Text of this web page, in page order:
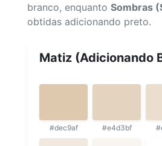
branco, enquanto Sombras
obtidas adicionando preto.
Matiz (Adicionando
#dec9af #e4d3bf